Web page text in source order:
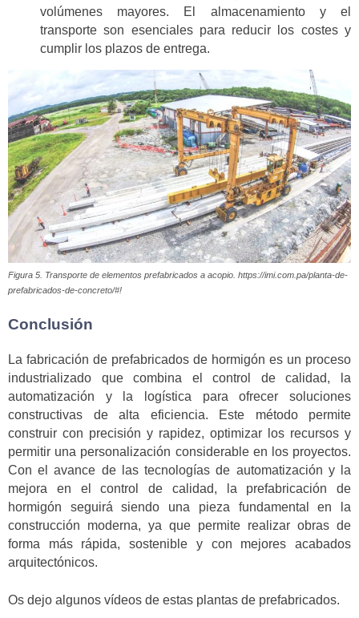
volúmenes mayores. El almacenamiento y el
transporte son esenciales para reducir los costes y
cumplir los plazos de entrega.
Figura 5. Transporte de elementos prefabricados a acopio. https://imi.com.pa/planta-de-
prefabricados-de-concreto/#!
Conclusión
La fabricación de prefabricados de hormigón es un proceso
industrializado que combina el control de calidad, la
automatización y la logística para ofrecer soluciones
constructivas de alta eficiencia. Este método permite
construir con precisión y rapidez, optimizar los recursos y
permitir una personalización considerable en los proyectos.
Con el avance de las tecnologías de automatización y la
mejora en el control de calidad, la prefabricación de
hormigón seguirá siendo una pieza fundamental en la
construcción moderna, ya que permite realizar obras de
forma más rápida, sostenible y con mejores acabados
arquitectónicos.
Os dejo algunos vídeos de estas plantas de prefabricados.